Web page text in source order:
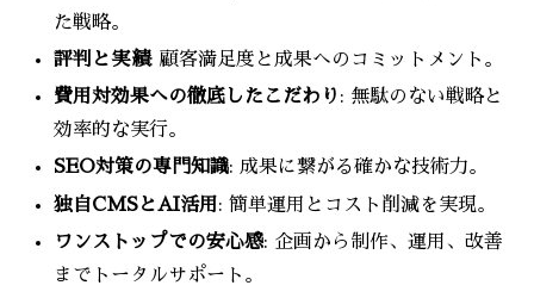
た戦略。
評判と実績: 顧客満足度と成果へのコミットメント。
費用対効果への徹底したこだわり : 無駄のない戦略と
効率的な実行。
SEO対策の専門知識: 成果に繋がる確かな技術力。
独自CMSとAI活用: 簡単運用とコスト削減を実現。
ワンストップでの安心感: 企画から制作、運用、改善
までトータルサポート。